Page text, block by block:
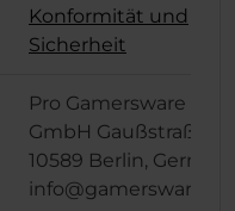
Konformität und
Sicherheit
Pro Gamersware
GmbH Gaußstraße 1,
10589 Berlin,